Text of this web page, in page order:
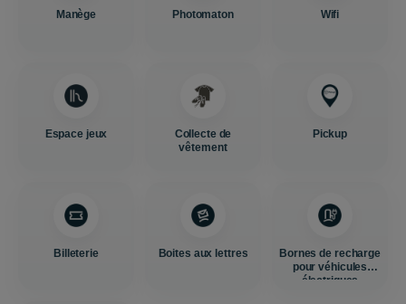
Manège Photomaton Wifi
Espace jeux
Collecte de
vêtement
Pickup
Billeterie Boites aux lettres
Bornes de recharge
pour véhicules
électriques